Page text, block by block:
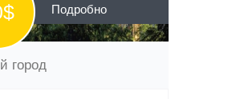
Подробно
город